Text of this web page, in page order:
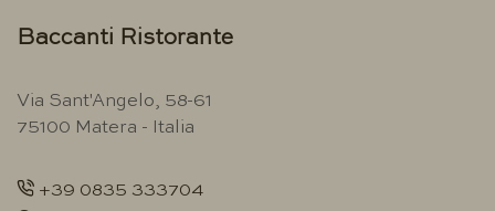
Baccanti Ristorante
Via Sant'Angelo, 58-61
75100 Matera - Italia
+39 0835 333704